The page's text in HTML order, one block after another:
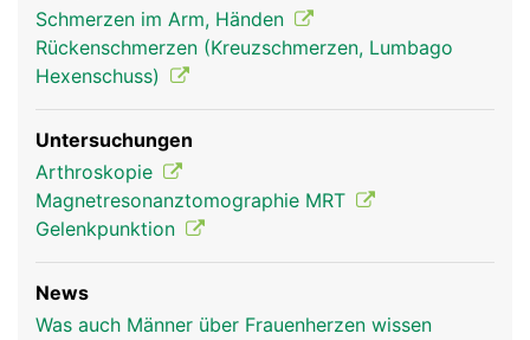
Schmerzen im Arm, Händen
Rückenschmerzen (Kreuzschmerzen, Lumbago
Hexenschuss)
Untersuchungen
Arthroskopie
Magnetresonanztomographie MRT
Gelenkpunktion
News
Was auch Männer über Frauenherzen wissen